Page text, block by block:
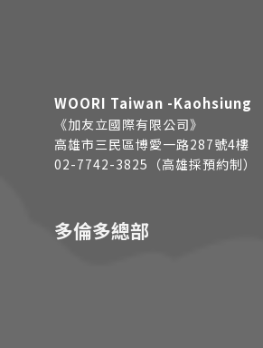
WOORI Taiwan -Kaohsiung
《加友立國際有限公司》
高雄市三民區博愛一路287號4樓
02-7742-3825（高雄採預約制）
多倫多總部